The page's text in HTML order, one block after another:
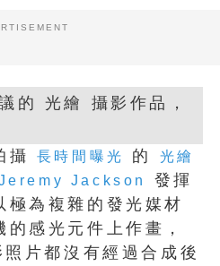
攝 長時間曝光 的 光繪
Jackson
發揮
極為複雜的發光媒材
感光元件上作畫，
片都沒有經過合成後